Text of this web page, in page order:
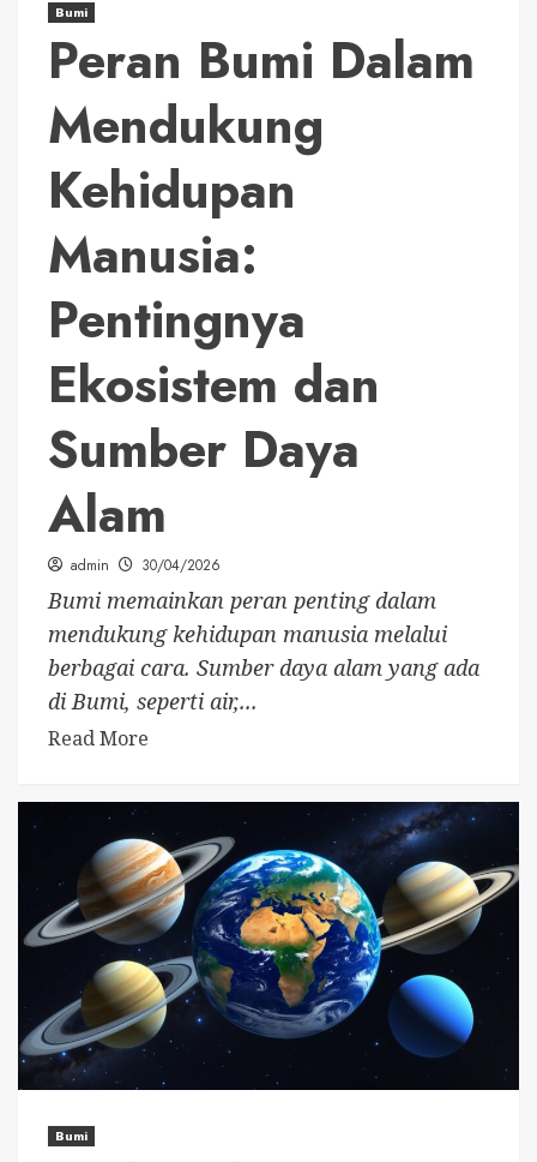
Bumi
Peran Bumi Dalam
Mendukung
Kehidupan
Manusia:
Pentingnya
Ekosistem dan
Sumber Daya
Alam
admin 30/04/2026
Bumi memainkan peran penting dalam
mendukung kehidupan manusia melalui
berbagai cara. Sumber daya alam yang ada
di Bumi, seperti air,...
Read More
Bumi